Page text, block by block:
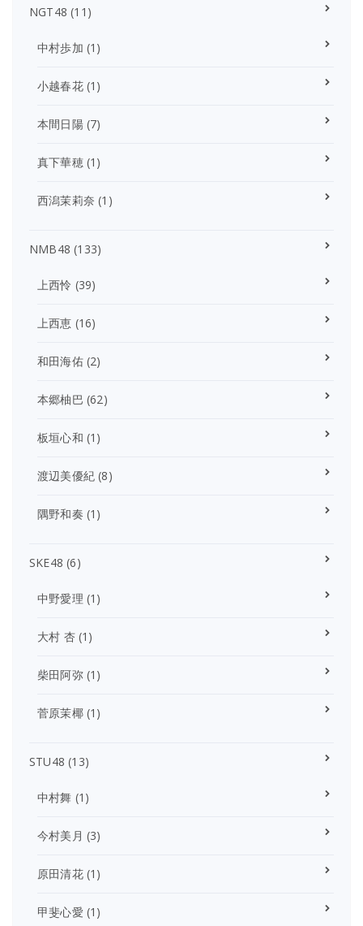
NGT48 (11)
中村歩加 (1)
小越春花(1)
本間日陽(7)
真下華穂(1)
西潟茉莉奈 (1)
NMB48 (133)
上西怜 (39)
上西恵 (16)
和田海佑(2)
本郷柚巴 (62)
板垣心和 (1)
渡辺美優紀 (8)
隅野和奏 (1)
SKE48 (6)
中野愛理 (1)
大村 杏(1)
柴田阿弥(1)
菅原茉椰(1)
STU48 (13)
中村舞 (1)
今村美月 (3)
原田清花(1)
甲斐心愛 (1)